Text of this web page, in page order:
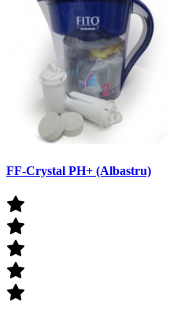
FF-Crystal PH+ (Albastru)